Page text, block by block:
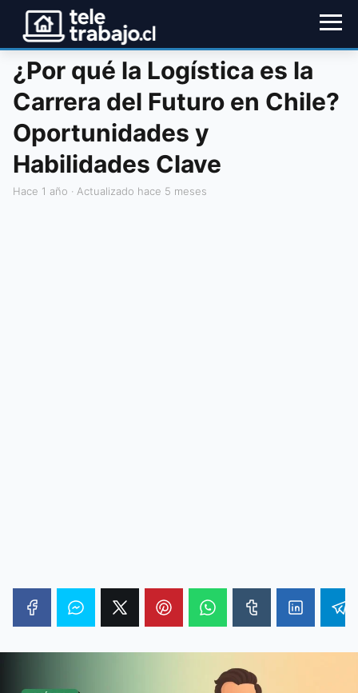
¿Por qué la Logística es la
Carrera del Futuro en Chile?
Oportunidades y
Habilidades Clave
hace 1 año · Actualizado hace 5 meses